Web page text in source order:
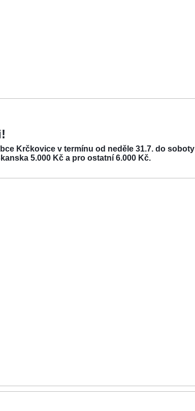
Krčkovice v termínu od neděle 31.7. do soboty
5.000 Kč a pro ostatní 6.000 Kč.